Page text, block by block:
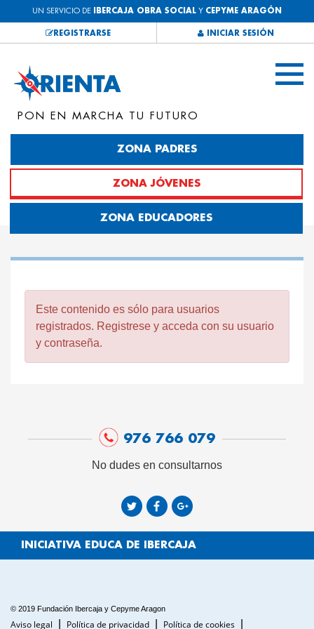
UN SERVICIO DE IBERCAJA OBRA SOCIAL Y CEPYME ARAGÓN
REGISTRARSE INICIAR SESIÓN
PON EN MARCHA TU FUTURO
ZONA PADRES
ZONA JÓVENES
ZONA EDUCADORES
Este contenido es sólo para usuarios
registrados. Registrese y acceda con su usuario
y contraseña.
976 766 079
No dudes en consultarnos
INICIATIVA EDUCA DE IBERCAJA
© 2019 Fundación Ibercaja y Cepyme Aragon
Aviso legal Política de privacidad Política de cookies